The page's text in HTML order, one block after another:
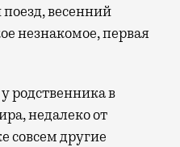
весенний
незнакомое, первая
родственника в
недалеко от
совсем другие